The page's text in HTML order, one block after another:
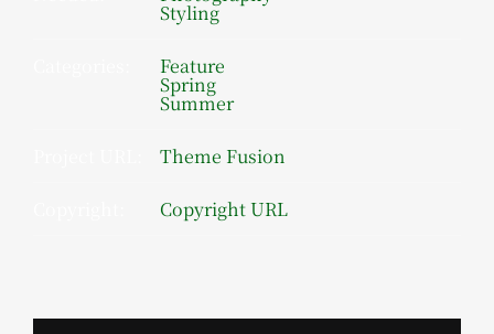
Styling
Feature
Spring
Summer
Theme Fusion
Copyright URL